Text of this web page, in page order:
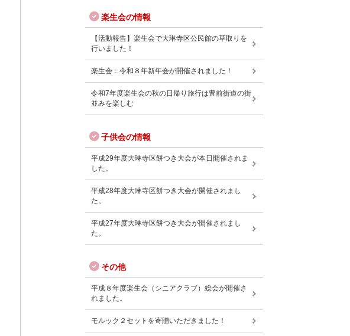
楽生会の情報
【活動報告】楽生会で大琳寺区公民館の草取りを
行いました！
楽生会：令和８年新年会が開催されました！
令和7年度楽生会の秋の日帰り旅行は豊前街道の街
並みを楽しむ
子供会の情報
平成29年度大琳寺区餅つき大会が本日開催されま
した。
平成28年度大琳寺区餅つき大会が開催されまし
た。
平成27年度大琳寺区餅つき大会が開催されまし
た。
その他
平成８年度楽生会（シニアクラブ）総会が開催さ
れました。
モルック２セットを寄贈いただきました！